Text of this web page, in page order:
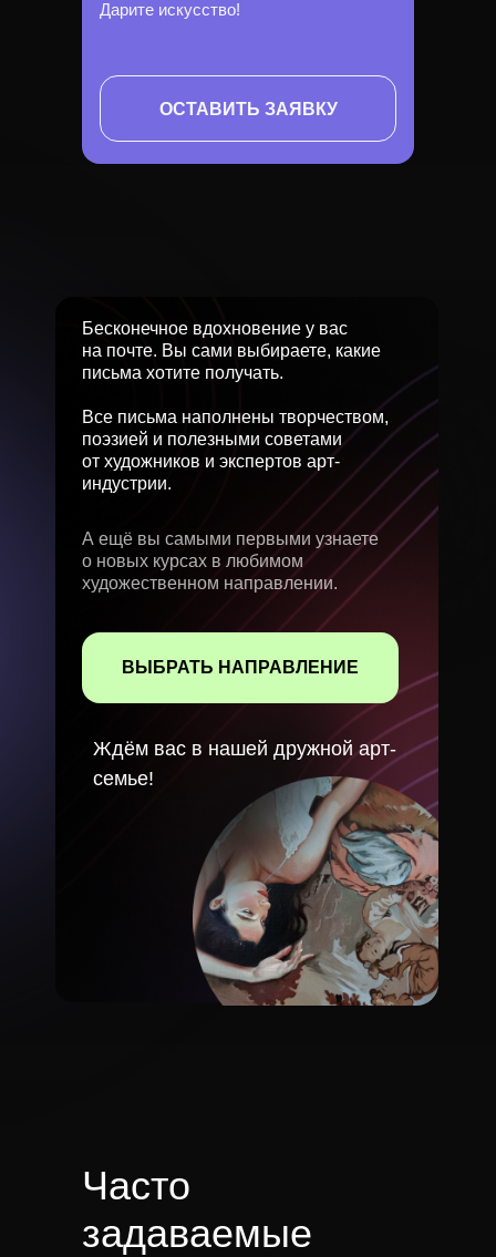
Дарите искусство!
ОСТАВИТЬ ЗАЯВКУ
Бесконечное вдохновение у вас
на почте. Вы сами выбираете, какие
письма хотите получать.
Все письма наполнены творчеством,
поэзией и полезными советами
от художников и экспертов арт-
индустрии.
Ждём вас в нашей дружной арт-
семье!
А ещё вы самыми первыми узнаете
о новых курсах в любимом
художественном направлении.
ВЫБРАТЬ НАПРАВЛЕНИЕ
Часто
задаваемые